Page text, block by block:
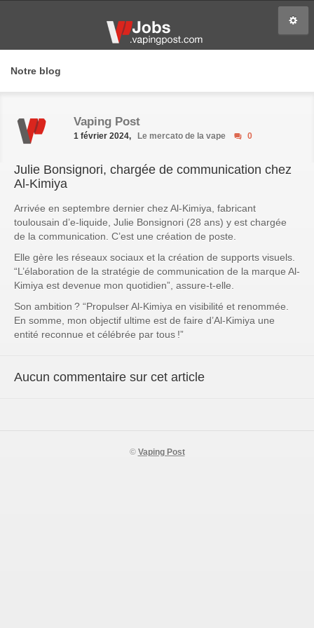
Notre blog
Vaping Post
1 février 2024, Le mercato de la vape 0
Julie Bonsignori, chargée de communication chez
Al-Kimiya
Arrivée en septembre dernier chez Al-Kimiya, fabricant
toulousain d’e-liquide, Julie Bonsignori (28 ans) y est chargée
de la communication. C’est une création de poste.
Elle gère les réseaux sociaux et la création de supports visuels.
“L’élaboration de la stratégie de communication de la marque Al-
Kimiya est devenue mon quotidien” , assure-t-elle.
Son ambition ? “Propulser Al-Kimiya en visibilité et renommée.
En somme, mon objectif ultime est de faire d’Al-Kimiya une
entité reconnue et célébrée par tous !”
Aucun commentaire sur cet article
© Vaping Post